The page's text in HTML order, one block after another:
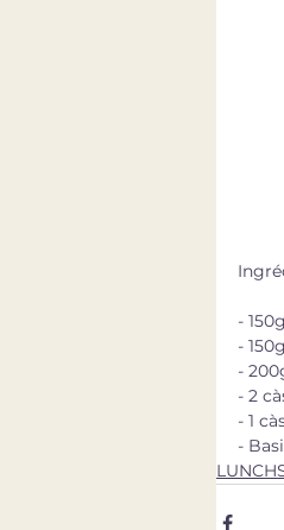
-
-
-
- 2
- 1
-